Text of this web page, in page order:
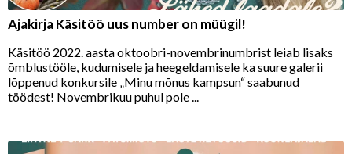
Ajakirja Käsitöö uus number on müügil!
Käsitöö 2022. aasta oktoobri-novembrinumbrist leiab lisaks
õmblustööle, kudumisele ja heegeldamisele ka suure galerii
lõppenud konkursile „Minu mõnus kampsun“ saabunud
töödest! Novembrikuu puhul pole ...